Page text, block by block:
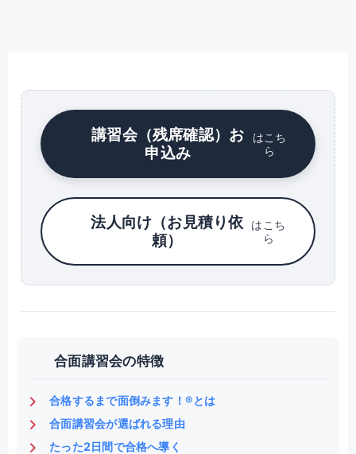
講習会（残席確認）お
申込み
はこち
ら
法人向け（お見積り依
頼）
はこち
ら
合面講習会の特徴
合格するまで面倒みます！®とは
合面講習会が選ばれる理由
たった2日間で合格へ導く